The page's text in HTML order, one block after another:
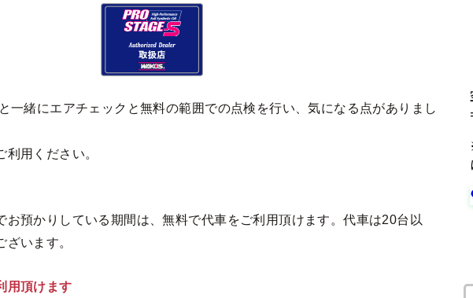
一緒にエアチェックと無料の範囲での点検を行い、気になる点がありまし
用ください。
お預かりしている期間は、無料で代車をご利用頂けます。代車は20台以
ざいます。
用頂けます